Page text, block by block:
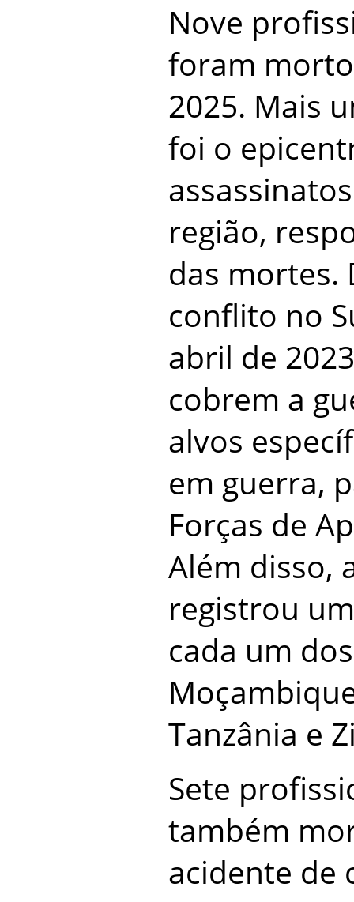
Nove
foram
2025. Mais
foi o
região,
das mortes.
conflito no
abril de
cobrem a
alvos
em guerra,
Forças de
Além disso,
registrou
cada um
Tanzânia e
Sete
também
acidente de